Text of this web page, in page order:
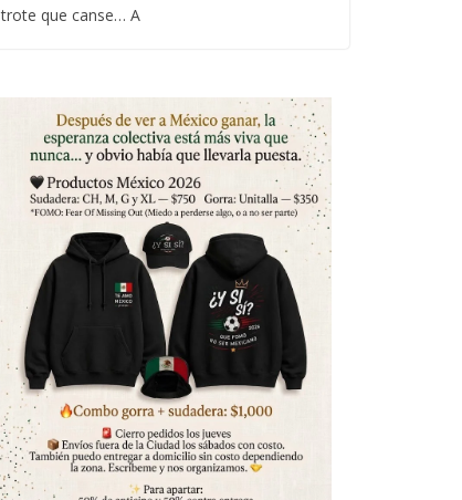
trote que canse… A